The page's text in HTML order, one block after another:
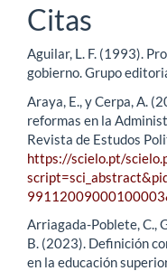
Citas
Aguilar, L. F. (1993).
gobierno. Grupo
Araya, E., y Cerpa, A.
reformas en la
Revista de Estudos
https://scielo.pt/
Arriagada-Poblete, C.,
B. (2023). Definición
en la educación